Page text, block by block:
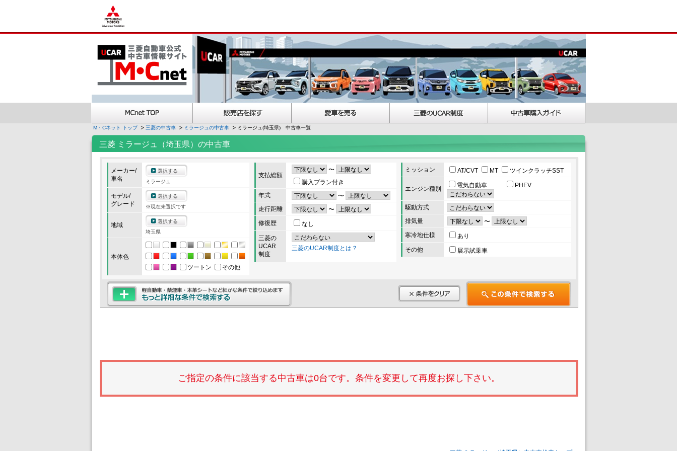
M・Cネット トップ 三菱の中古車 ミラージュの中古車 ミラージュ(埼玉県) 中古車一覧
三菱 ミラージュ（埼玉県）の中古車
メーカー/
車名
選択する
ミラージュ
モデル/
グレード
選択する
※現在未選択です
地域
選択する
埼玉県
本体色
ツートン
その他
支払総額
〜
購入プラン付き
年式
〜
走行距離
〜
修復歴
なし
三菱の
UCAR
制度
三菱のUCAR制度とは？
ミッション AT/CVT MT ツインクラッチSST
エンジン種別 電気自動車 PHEV
駆動方式
排気量
〜
寒冷地仕様
あり
その他
展示試乗車
ご指定の条件に該当する中古車は0台です。条件を変更して再度お探し下さい。